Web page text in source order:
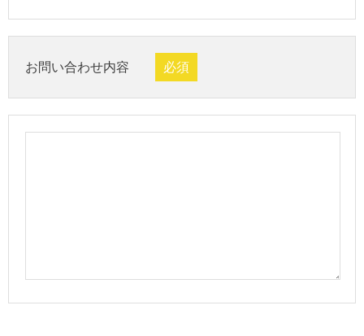
お問い合わせ内容 必須